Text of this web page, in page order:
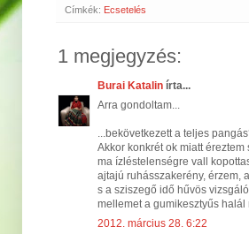
Címkék: Ecsetelés
1 megjegyzés:
Burai Katalin írta...
Arra gondoltam...
...bekövetkezett a teljes
Akkor konkrét ok miatt
ma ízléstelenségre vall
ajtajú ruhásszakerény, érzem,
s a sziszegő idő hűvös
mellemet a gumikesztyűs halál
2012. március 28. 6:22